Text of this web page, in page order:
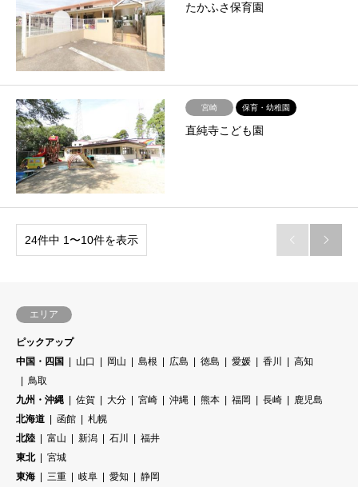
たかふさ保育園
宮崎 保育・幼稚園
直純寺こども園
24件中 1〜10件を表示  
エリア
ピックアップ
中国・四国
山口 岡山 島根 広島 徳島 愛媛 香川
高知
鳥取
九州・沖縄
佐賀 大分 宮崎 沖縄 熊本 福岡 長崎
鹿児島
北海道
函館
札幌
北陸
富山 新潟 石川
福井
東北
宮城
東海
三重 岐阜 愛知
静岡